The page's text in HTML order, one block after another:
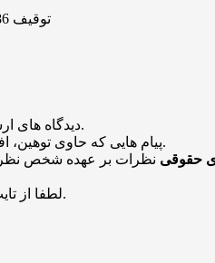
توقیف 86خودروی لوکس، 187 قطعه زمین و 86 آپارتمان تراستی‌ها
دیدگاه هایمنتشر خواهد شد.
پیام هایی که حاوی توهین،باشد منتشر نخواهد شد.
حقوقی نظرات بر عهده شخص نظر
لطفا از تایپ فینگلیش بپرهیزید. در غیر اینصورت دیدگاه شما منتشر نخواهد شد.